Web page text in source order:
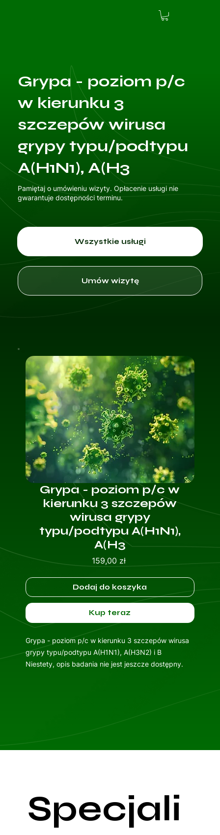
Grypa - poziom p/c
w kierunku 3
szczepów wirusa
grypy typu/podtypu
A(H1N1), A(H3
Pamiętaj o umówieniu wizyty. Opłacenie usługi nie
gwarantuje dostępności terminu.
Wszystkie usługi
Umów wizytę
Grypa - poziom p/c w
kierunku 3 szczepów
wirusa grypy
typu/podtypu A(H1N1),
A(H3
159,00 złCena
Dodaj do koszyka
Kup teraz
Grypa - poziom p/c w kierunku 3 szczepów wirusa
grypy typu/podtypu A(H1N1), A(H3N2) i B
Niestety, opis badania nie jest jeszcze dostępny.
Specjali